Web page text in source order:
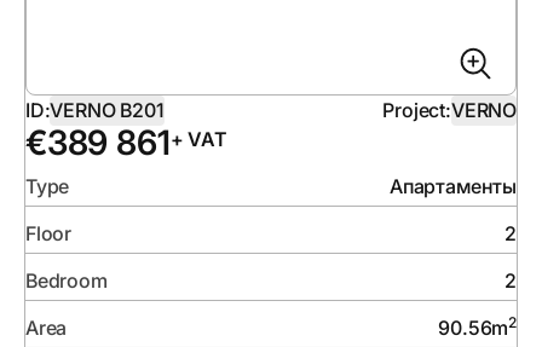
ID:VERNO B201 Project:VERNO
€389 861+ VAT
Type
Апартаменты
Floor
2
Bedroom
2
Area
90.56m2